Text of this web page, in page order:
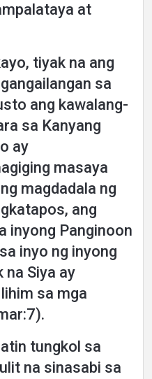
at
tiyak na ang
sa
ang kawalang-
sa Kanyang
ay
masaya
magdadala ng
ang
inyong Panginoon
inyo ng inyong
na Siya ay
sa mga
tungkol sa
na sinasabi sa